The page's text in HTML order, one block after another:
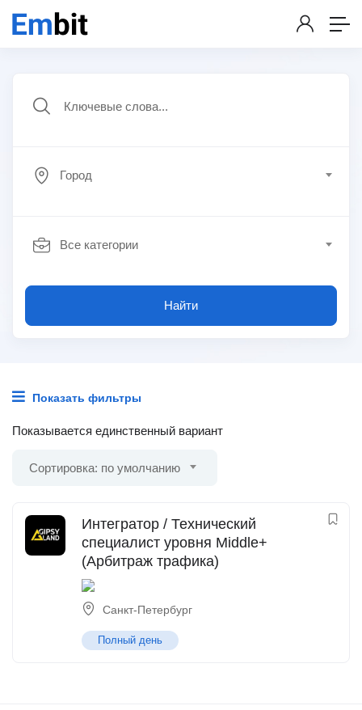
Город
Все категории
Найти
Показать фильтры
Показывается единственный вариант
Сортировка: по умолчанию
Интегратор / Технический
специалист уровня Middle+
(Арбитраж трафика)
Санкт-Петербург
Полный день